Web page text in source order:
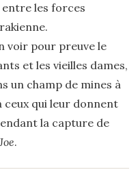
les forces
voir pour preuve le
et les vieilles dames,
un champ de mines à
qui leur donnent
la capture de
.